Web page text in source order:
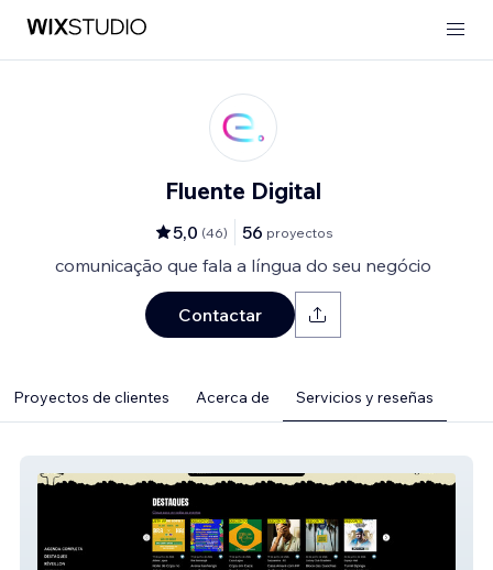
Fluente Digital
5,0 (46) 56 proyectos
comunicação que fala a língua do seu negócio
Contactar
Proyectos de clientes Acerca de Servicios y reseñas